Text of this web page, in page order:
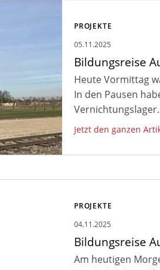
Auschwitz
PROJEKTE
05.11.2025
Bildungsreise
Heute Vormittag
In den Pausen
Jetzt den ganzen
Auschwitz
PROJEKTE
04.11.2025
Bildungsreise
Am heutigen